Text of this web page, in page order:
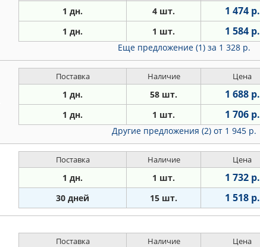
1 дн. 4 шт. 1 474 р.
1 дн. 1 шт. 1 584 р.
Еще предложение (1) за 1 328 р.
Поставка Наличие Цена
1 дн. 58 шт. 1 688 р.
1 дн. 1 шт. 1 706 р.
Другие предложения (2) от 1 945 р.
Поставка Наличие Цена
1 дн. 1 шт. 1 732 р.
30 дней 15 шт. 1 518 р.
Поставка Наличие Цена